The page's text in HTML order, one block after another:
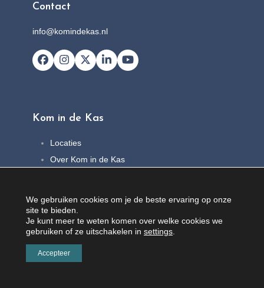
Contact
info@komindekas.nl
Facebook
Instagram
X LinkedInYouTube
Kom in de Kas
Locaties
Over Kom in de Kas
Contact
We gebruiken cookies om je de beste ervaring op onze
site te bieden.
Je kunt meer te weten komen over welke cookies we
gebruiken of ze uitschakelen in settings
Accepteer